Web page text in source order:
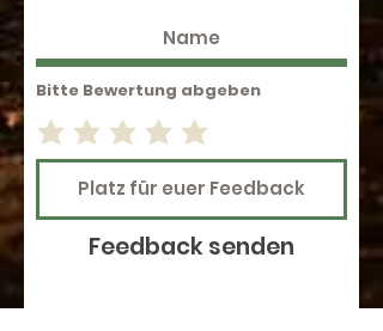
Bitte Bewertung abgeben
Feedback senden